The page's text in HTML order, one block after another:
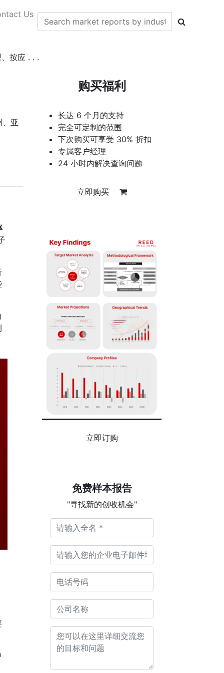
Us
按应 . . .
亚
购买福利
长达 6 个月的支持
完全可定制的范围
下次购买可享受 30% 折扣
专属客户经理
24 小时内解决查询问题
立即购买
立即订购
免费样本报告
"寻找新的创收机会"